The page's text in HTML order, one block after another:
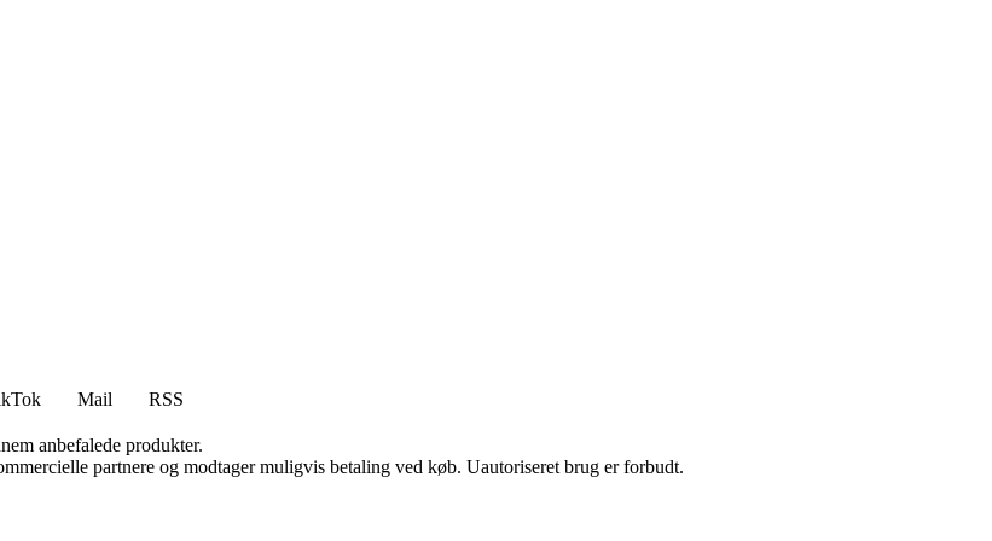
Mail
RSS
anbefalede produkter.
partnere og modtager muligvis betaling ved køb. Uautoriseret brug er forbudt.